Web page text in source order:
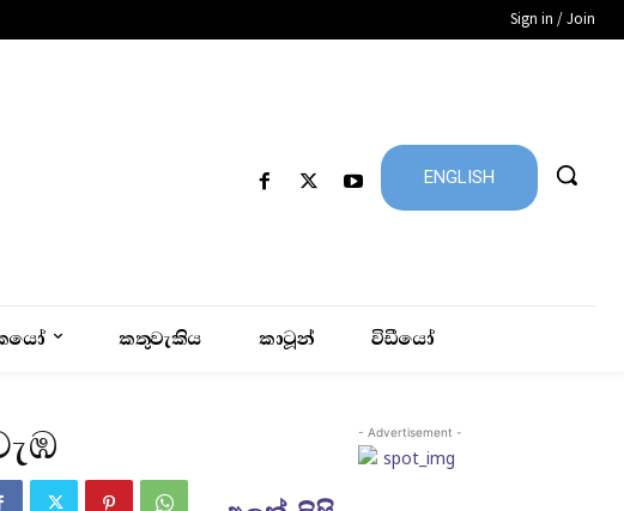
Sign in / Join
ENGLISH
කතුවැකිය කාටූන් විඩීයෝ
- Advertisement -